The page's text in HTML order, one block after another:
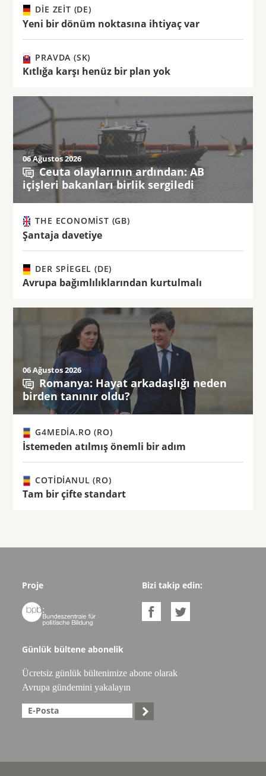
DIE ZEIT (DE)
Yeni bir dönüm noktasına ihtiyaç var
PRAVDA (SK)
Kıtlığa karşı henüz bir plan yok
06 Ağustos 2026
Ceuta olaylarının ardından: AB
içişleri bakanları birlik sergiledi
THE ECONOMIST (GB)
Şantaja davetiye
DER SPIEGEL (DE)
Avrupa bağımlılıklarından kurtulmalı
06 Ağustos 2026
Romanya: Hayat arkadaşlığı neden
birden tanınır oldu?
G4MEDIA.RO (RO)
İstemeden atılmış önemli bir adım
COTIDIANUL (RO)
Tam bir çifte standart
Proje

Bizi takip edin:
 
Günlük bültene abonelik
Ücretsiz günlük bültenimize abone olarak
Avrupa gündemini yakalayın
